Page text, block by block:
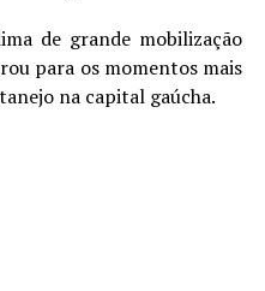
de grande mobilização
para os momentos mais
na capital gaúcha.